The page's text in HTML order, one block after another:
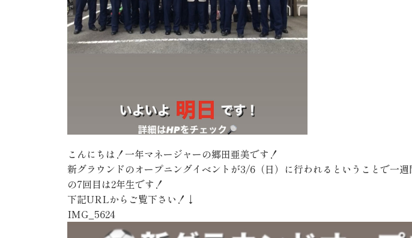
こんにちは！一年マネージャーの郷田亜美です！
新グラウンドのオープニングイベントが3/6（日）に行われるということで一
の7回目は2年生です！
下記URLからご覧下さい！↓
IMG_5624